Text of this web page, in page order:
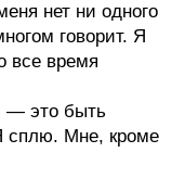
нет ни одного
говорит. Я
все время
— это быть
сплю. Мне, кроме